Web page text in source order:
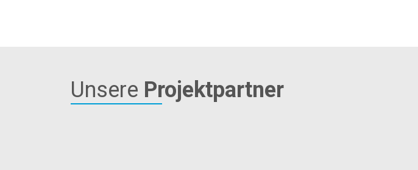
Unsere Projektpartner